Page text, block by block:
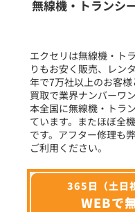
フリーワー
選択
無線機・トランシ
エクセリは無線機・ト
りもお安く販売、レン
年で7万社以上のお客
買取で業界ナンバーワ
本全国に無線機・トラ
ています。またほぼ全
です。アフター修理も
ご利用ください。
365日（土日
WEBで